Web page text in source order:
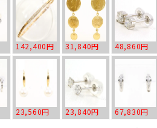
142,400円 31,840円 48,860円
23,560円 23,840円
67,830円